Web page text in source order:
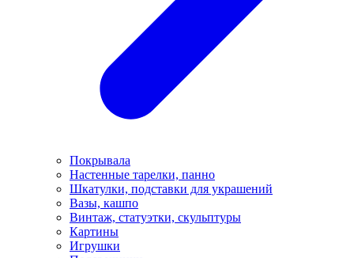
Покрывала
Настенные тарелки, панно
Шкатулки, подставки для украшений
Вазы, кашпо
Винтаж, статуэтки, скульптуры
Картины
Игрушки